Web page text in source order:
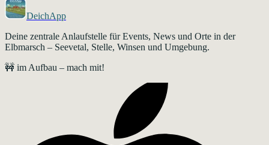
DeichApp
Deine zentrale Anlaufstelle für Events, News und Orte in der
Elbmarsch – Seevetal, Stelle, Winsen und Umgebung.
🚧 im Aufbau – mach mit!